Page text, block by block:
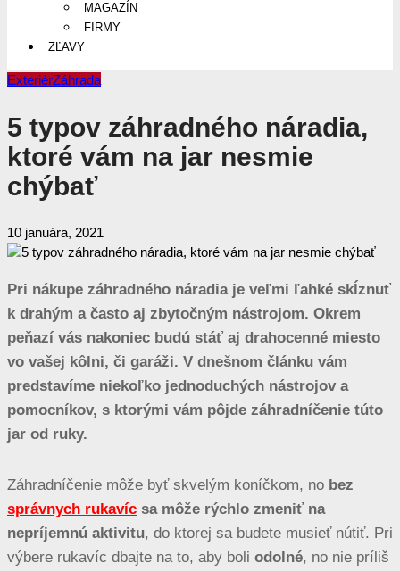
MAGAZÍN
FIRMY
ZĽAVY
ExteriérZáhrada
5 typov záhradného náradia,
ktoré vám na jar nesmie
chýbať
10 januára, 2021
Pri nákupe záhradného náradia je veľmi ľahké skĺznuť
k drahým a často aj zbytočným nástrojom. Okrem
peňazí vás nakoniec budú stáť aj drahocenné miesto
vo vašej kôlni, či garáži. V dnešnom článku vám
predstavíme niekoľko jednoduchých nástrojov a
pomocníkov, s ktorými vám pôjde záhradníčenie túto
jar od ruky.
Záhradníčenie môže byť skvelým koníčkom, no bez
správnych rukavíc sa môže rýchlo zmeniť na
nepríjemnú aktivitu, do ktorej sa budete musieť nútiť. Pri
výbere rukavíc dbajte na to, aby boli odolné, no nie príliš